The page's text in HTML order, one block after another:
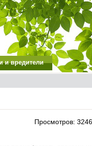
и вредители
Просмотров: